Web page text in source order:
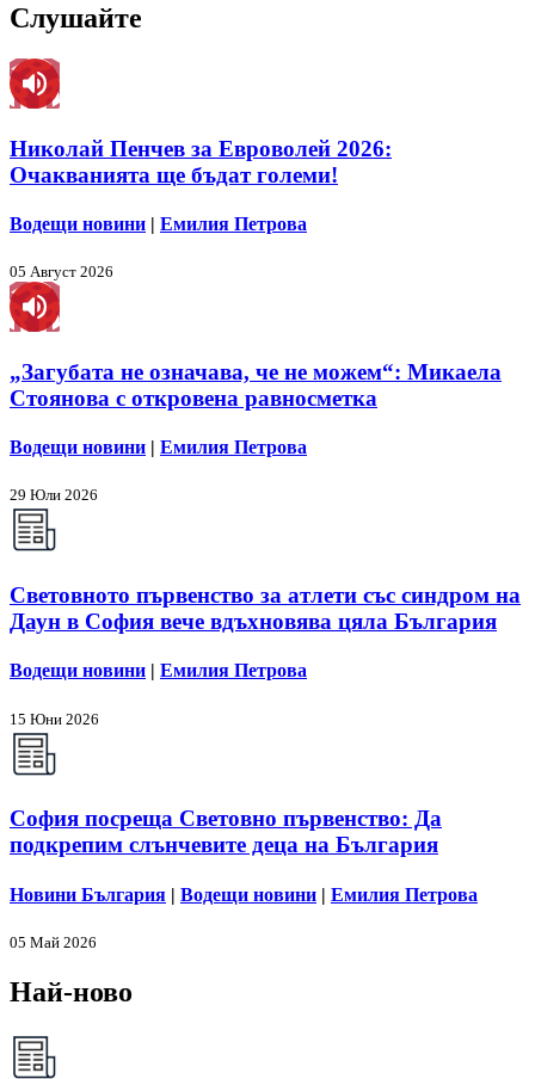
Слушайте
Николай Пенчев за Евроволей 2026:
Очакванията ще бъдат големи!
Водещи новини | Емилия Петрова
05 Август 2026
„Загубата не означава, че не можем“: Микаела
Стоянова с откровена равносметка
Водещи новини | Емилия Петрова
29 Юли 2026
Световното първенство за атлети със синдром на
Даун в София вече вдъхновява цяла България
Водещи новини | Емилия Петрова
15 Юни 2026
София посреща Световно първенство: Да
подкрепим слънчевите деца на България
Новини България | Водещи новини | Емилия Петрова
05 Май 2026
Най-ново